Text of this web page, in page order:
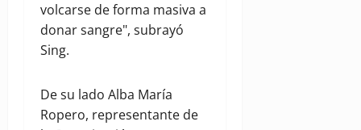
volcarse de forma masiva a
donar sangre", subrayó
Sing.
De su lado Alba María
Ropero, representante de